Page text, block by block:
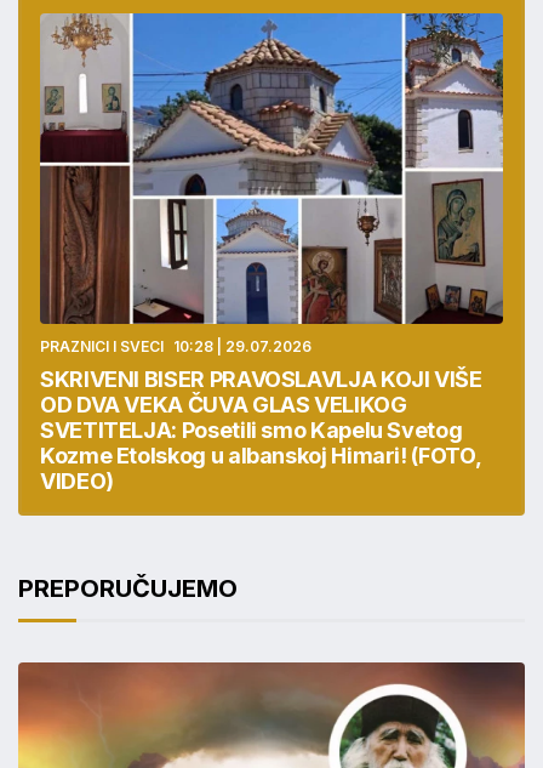
PRAZNICI I SVECI 10:28 | 29.07.2026
SKRIVENI BISER PRAVOSLAVLJA KOJI VIŠE
OD DVA VEKA ČUVA GLAS VELIKOG
SVETITELJA: Posetili smo Kapelu Svetog
Kozme Etolskog u albanskoj Himari! (FOTO,
VIDEO)
PREPORUČUJEMO